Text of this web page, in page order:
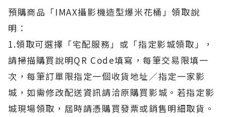
預購商品「IMAX攝影機造型爆米花桶」領取說
明：
1.領取可選擇「宅配服務」或「指定影城領取」，
請掃描購買說明QR Code填寫，每筆交易限填一
次，每筆訂單限指定一個收貨地址／指定一家影
城，如需修改配送資訊請洽原購買影城。若指定影
城現場領取，屆時請憑購買發票或銷售明細取貨。